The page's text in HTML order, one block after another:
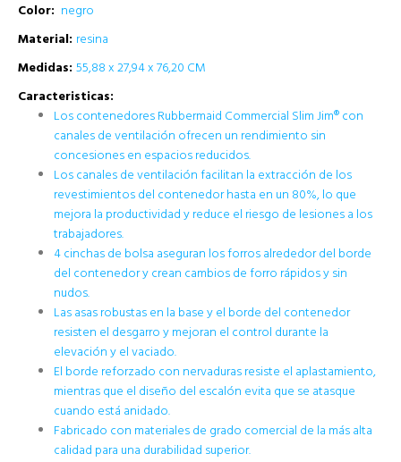
Color: negro
Material: resina
Medidas: 55,88 x 27,94 x 76,20 CM
Caracteristicas:
Los contenedores Rubbermaid Commercial Slim Jim® con
canales de ventilación ofrecen un rendimiento sin
concesiones en espacios reducidos.
Los canales de ventilación facilitan la extracción de los
revestimientos del contenedor hasta en un 80%, lo que
mejora la productividad y reduce el riesgo de lesiones a los
trabajadores.
4 cinchas de bolsa aseguran los forros alrededor del borde
del contenedor y crean cambios de forro rápidos y sin
nudos.
Las asas robustas en la base y el borde del contenedor
resisten el desgarro y mejoran el control durante la
elevación y el vaciado.
El borde reforzado con nervaduras resiste el aplastamiento,
mientras que el diseño del escalón evita que se atasque
cuando está anidado.
Fabricado con materiales de grado comercial de la más alta
calidad para una durabilidad superior.